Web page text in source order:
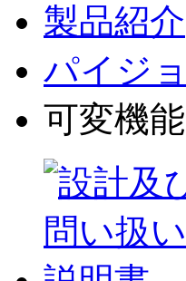
製品紹介
パイジ
可変機